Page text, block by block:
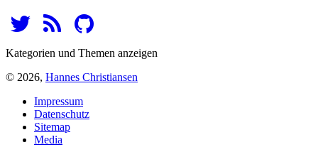
Kategorien und Themen anzeigen
© 2026, Hannes Christiansen
Impressum
Datenschutz
Sitemap
Media